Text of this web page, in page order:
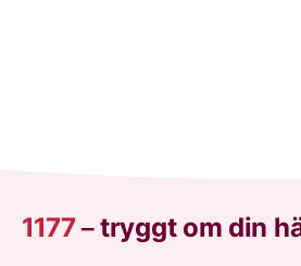
1177–tryggt om din